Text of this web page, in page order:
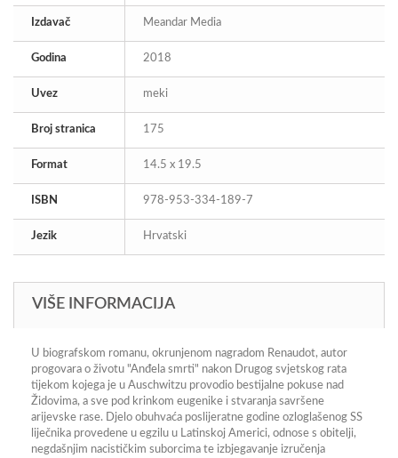
Izdavač Meandar Media
Godina 2018
Uvez meki
Broj stranica 175
Format 14.5 x 19.5
ISBN 978-953-334-189-7
Jezik Hrvatski
VIŠE INFORMACIJA
U biografskom romanu, okrunjenom nagradom Renaudot, autor
progovara o životu "Anđela smrti" nakon Drugog svjetskog rata
tijekom kojega je u Auschwitzu provodio bestijalne pokuse nad
Židovima, a sve pod krinkom eugenike i stvaranja savršene
arijevske rase. Djelo obuhvaća poslijeratne godine ozloglašenog SS
liječnika provedene u egzilu u Latinskoj Americi, odnose s obitelji,
negdašnjim nacističkim suborcima te izbjegavanje izručenja